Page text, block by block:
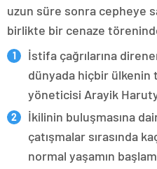
uzun süre sonra cepheye
birlikte bir cenaze
İstifa çağrılarına
dünyada hiçbir ülkenin
yöneticisi Arayik
İkilinin buluşmasına
çatışmalar sırasında
normal yaşamın